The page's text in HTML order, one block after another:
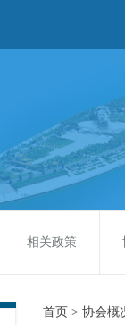
相关政策
首页 > 协会概